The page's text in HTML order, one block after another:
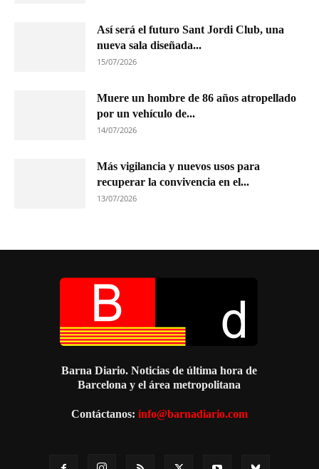
Así será el futuro Sant Jordi Club, una
nueva sala diseñada...
15/07/2026
Muere un hombre de 86 años atropellado
por un vehículo de...
14/07/2026
Más vigilancia y nuevos usos para
recuperar la convivencia en el...
13/07/2026
Barna Diario. Noticias de última hora de
Barcelona y el área metropolitana
Contáctanos: info@barnadiario.com